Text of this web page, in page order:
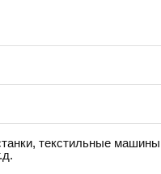
текстильные